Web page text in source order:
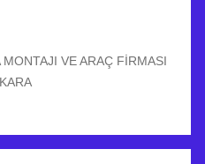
VE ARAÇ FİRMASI